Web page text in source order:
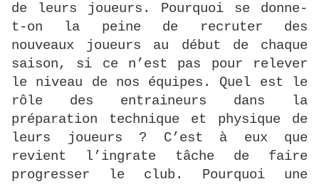
de leurs joueurs. Pourquoi se donne-
t-on la peine de recruter des
nouveaux joueurs au début de chaque
saison, si ce n’est pas pour relever
le niveau de nos équipes. Quel est le
rôle des entraineurs dans la
préparation technique et physique de
leurs joueurs ? C’est à eux que
revient l’ingrate tâche de faire
progresser le club. Pourquoi une